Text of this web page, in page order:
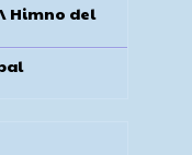
Himno del